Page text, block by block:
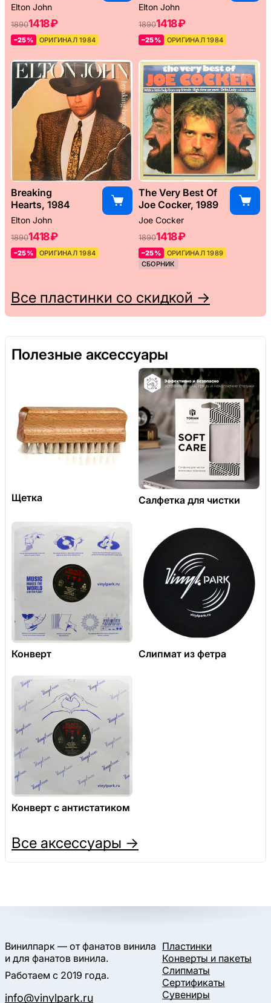
Elton John
18901418 ₽
–25% ОРИГИНАЛ 1984
Elton John
18901418 ₽
–25% ОРИГИНАЛ 1984
Breaking
Hearts, 1984
Elton John
18901418 ₽
–25% ОРИГИНАЛ 1984
The Very Best Of
Joe Cocker, 1989
Joe Cocker
18901418 ₽
–25%
ОРИГИНАЛ 1989
СБОРНИК
Все пластинки со скидкой →
Полезные аксессуары
Щетка Салфетка для чистки
Конверт Слипмат из фетра
Конверт с антистатиком
Все аксессуары →
Винилпарк — от фанатов винила
и для фанатов винила.
Работаем с 2019 года.
info@vinylpark.ru
Пластинки
Конверты и пакеты
Слипматы
Сертификаты
Сувениры